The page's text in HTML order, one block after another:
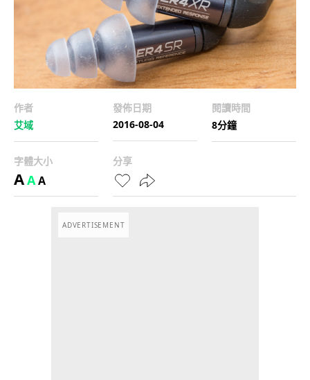
作者
艾域
發佈日期
2016-08-04
閱讀時間
8分鐘
字體大小
AAA
分享
ADVERTISEMENT